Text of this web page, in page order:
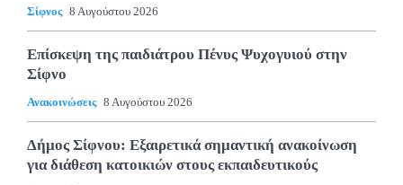
Σίφνος 8 Αυγούστου 2026
Επίσκεψη της παιδιάτρου Πένυς Ψυχογυιού στην
Σίφνο
Ανακοινώσεις 8 Αυγούστου 2026
Δήμος Σίφνου: Εξαιρετικά σημαντική ανακοίνωση
για διάθεση κατοικιών στους εκπαιδευτικούς